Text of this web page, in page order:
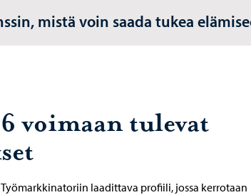
mistä voin saada tukea
voimaan tulevat
laadittava profiili, jossa kerrotaan